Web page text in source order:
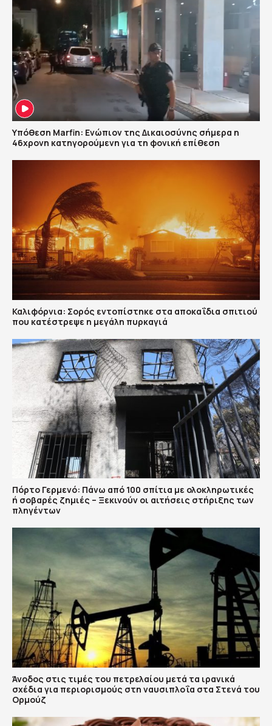
Υπόθεση Marfin: Ενώπιον της Δικαιοσύνης σήμερα η
46χρονη κατηγορούμενη για τη φονική επίθεση
Καλιφόρνια: Σορός εντοπίστηκε στα αποκαΐδια σπιτιού
που κατέστρεψε η μεγάλη πυρκαγιά
Πόρτο Γερμενό: Πάνω από 100 σπίτια με ολοκληρωτικές
ή σοβαρές ζημιές – Ξεκινούν οι αιτήσεις στήριξης των
πληγέντων
Άνοδος στις τιμές του πετρελαίου μετά τα ιρανικά
σχέδια για περιορισμούς στη ναυσιπλοΐα στα Στενά του
Ορμούζ